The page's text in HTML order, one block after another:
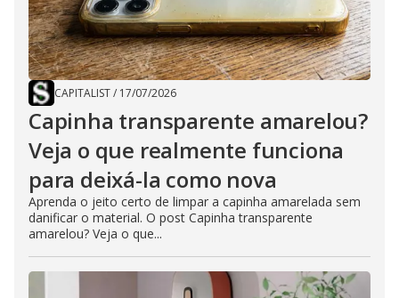
CAPITALIST/ 17/07/2026
Capinha transparente amarelou?
Veja o que realmente funciona
para deixá-la como nova
Aprenda o jeito certo de limpar a capinha amarelada sem
danificar o material. O post Capinha transparente
amarelou? Veja o que...